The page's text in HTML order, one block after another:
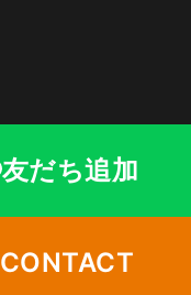
友だち追加
CONTACT